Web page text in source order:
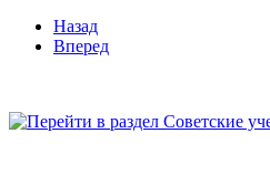
Назад
Вперед